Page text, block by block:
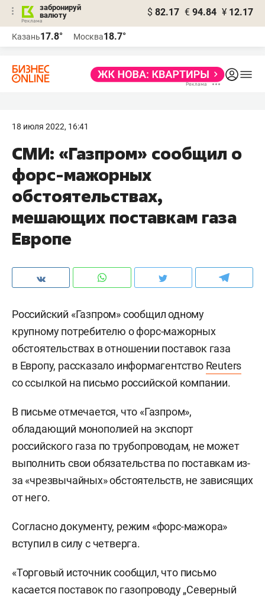
забронируй
валюту
$ 82.17 € 94.84 ¥ 12.17
Казань17.8° Москва18.7°
18 июля 2022, 16:41
СМИ: «Газпром» сообщил о
форс-мажорных
обстоятельствах,
мешающих поставкам газа
Европе
Российский «Газпром» сообщил одному
крупному потребителю о форс-мажорных
обстоятельствах в отношении поставок газа
в Европу, рассказало информагентство Reuters
со ссылкой на письмо российской компании.
В письме отмечается, что «Газпром»,
обладающий монополией на экспорт
российского газа по трубопроводам, не может
выполнить свои обязательства по поставкам из-
за «чрезвычайных» обстоятельств, не зависящих
от него.
Согласно документу, режим «форс-мажора»
вступил в силу с четверга.
«Торговый источник сообщил, что письмо
касается поставок по газопроводу „Северный